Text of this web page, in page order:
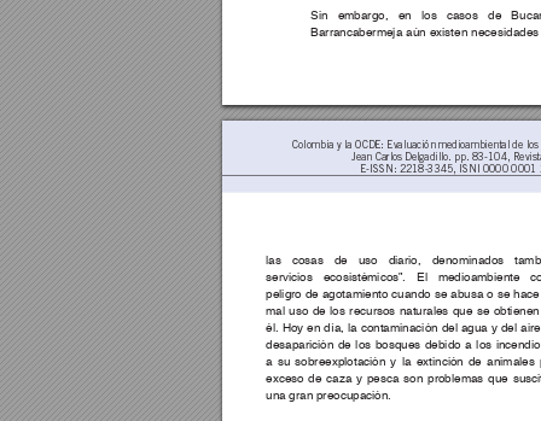
Sin embargo, en los casos de
Barrancabermeja aún existen
Colombia y la OCDE: Evaluación medioambiental de
Jean Carlos Delgadillo. pp. 83-104,
E-ISSN: 2218-3345, ISNI 0000
las cosas de uso diario, denominados
servicios ecosistémicos”. El medioambiente
peligro de agotamiento cuando se abusa o se
mal uso de los recursos naturales que se
él. Hoy en día, la contaminación del agua y del
desaparición de los bosques debido a los
a su sobreexplotación y la extinción de
exceso de caza y pesca son problemas que
una gran preocupación.